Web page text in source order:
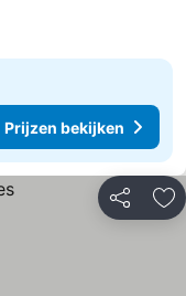
Prijzen bekijken
Delen